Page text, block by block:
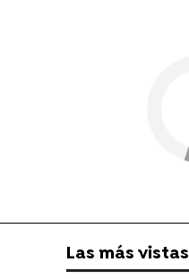
Las más vistas